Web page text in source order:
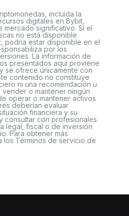
incluida la
digitales en Bybit,
mercado significativo. Si el
no está disponible
podría estar disponible en el
por los
La información de
presentados aquí proviene
se ofrece únicamente con
contenido no constituye
ni una recomendación u
o mantener ningún
operar o mantener activos
deberían evaluar
financiera y su
consultar con profesionales
legal, fiscal o de inversión
Para obtener más
los Términos de servicio de